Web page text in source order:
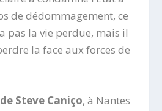
de dédommagement, ce
pas la vie perdue, mais il
la face aux forces de
Steve Caniço, à Nantes